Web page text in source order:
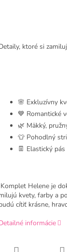
ktoré si
🌸 Exkluzívny
💙 Romantické
🌿 Mäkký,
👕 Pohodlný
👖 Elastický
Komplet Helene je
kvety, farby a
cítiť krásne,
informácie